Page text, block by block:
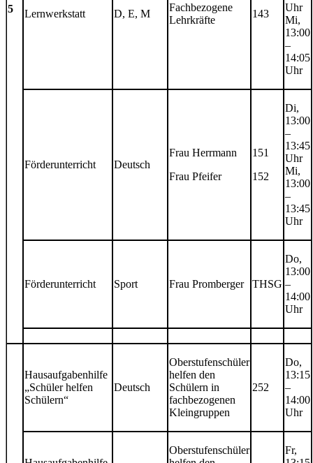
5 Lernwerkstatt D, E, M
Fachbezogene
Lehrkräfte
143
Uhr
Mi,
13:00
–
14:05
Uhr
Förderunterricht Deutsch
Frau Herrmann
Frau Pfeifer
151
152
Di,
13:00
–
13:45
Uhr
Mi,
13:00
–
13:45
Uhr
Förderunterricht Sport Frau Promberger THSG
Do,
13:00
–
14:00
Uhr
Hausaufgabenhilfe
„Schüler helfen
Schülern“
Deutsch
Oberstufenschüler
helfen den
Schülern in
fachbezogenen
Kleingruppen
252
Do,
13:15
–
14:00
Uhr
Oberstufenschüler
Fr,